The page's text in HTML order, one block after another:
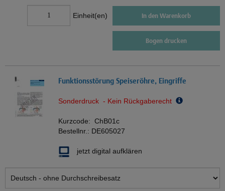
Einheit(en) In den Warenkorb
Bogen drucken
Funktionsstörung Speiseröhre, Eingriffe
Sonderdruck - Kein Rückgaberecht
Kurzcode: ChB01c
Bestellnr.: DE605027
jetzt digital aufklären